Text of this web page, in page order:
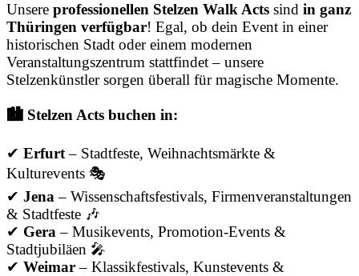
Unsere professionellen Stelzen Walk Acts sind in ganz
Thüringen verfügbar! Egal, ob dein Event in einer
historischen Stadt oder einem modernen
Veranstaltungszentrum stattfindet – unsere
Stelzenkünstler sorgen überall für magische Momente.
🏙️ Stelzen Acts buchen in:
✔ Erfurt– Stadtfeste, Weihnachtsmärkte &
Kulturevents 🎭
✔ Jena – Wissenschaftsfestivals, Firmenveranstaltungen
& Stadtfeste 🎶
✔ Gera – Musikevents, Promotion-Events &
Stadtjubiläen 🎤
✔ Weimar– Klassikfestivals, Kunstevents &